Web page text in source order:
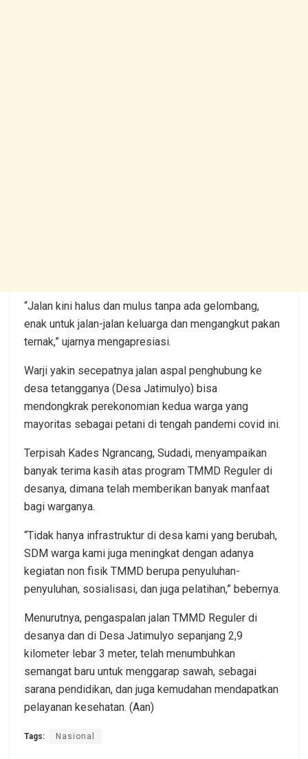
“Jalan kini halus dan mulus tanpa ada gelombang,
enak untuk jalan-jalan keluarga dan mengangkut pakan
ternak,” ujarnya mengapresiasi.
Warji yakin secepatnya jalan aspal penghubung ke
desa tetangganya (Desa Jatimulyo) bisa
mendongkrak perekonomian kedua warga yang
mayoritas sebagai petani di tengah pandemi covid ini.
Terpisah Kades Ngrancang, Sudadi, menyampaikan
banyak terima kasih atas program TMMD Reguler di
desanya, dimana telah memberikan banyak manfaat
bagi warganya.
“Tidak hanya infrastruktur di desa kami yang berubah,
SDM warga kami juga meningkat dengan adanya
kegiatan non fisik TMMD berupa penyuluhan-
penyuluhan, sosialisasi, dan juga pelatihan,” bebernya.
Menurutnya, pengaspalan jalan TMMD Reguler di
desanya dan di Desa Jatimulyo sepanjang 2,9
kilometer lebar 3 meter, telah menumbuhkan
semangat baru untuk menggarap sawah, sebagai
sarana pendidikan, dan juga kemudahan mendapatkan
pelayanan kesehatan. (Aan)
Tags: Nasional